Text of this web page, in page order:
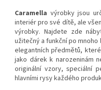
Caramella výrobky jsou
interiér pro své dítě, ale
výrobky. Najdete zde
užitečný a funkční po mnoho
elegantních předmětů,
jako dárek k narozeninám
originální vzory, speciální
hlavními rysy každého